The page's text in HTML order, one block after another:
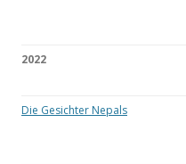
2022
Die Gesichter Nepals